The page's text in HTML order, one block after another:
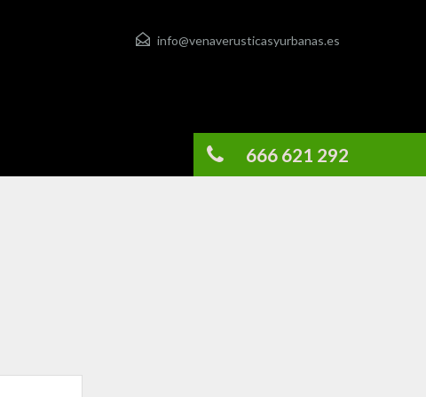
info@venaverusticasyurbanas.es
666 621 292